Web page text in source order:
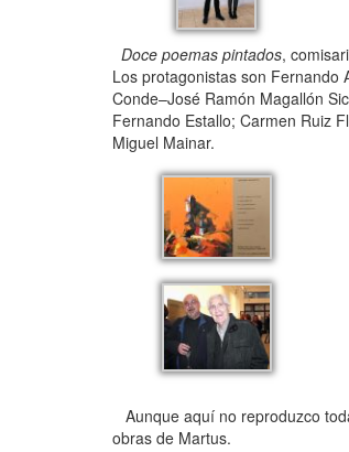
Doce poemas pintados,
Los protagonistas son Fernando
Conde–José Ramón Magallón
Fernando Estallo; Carmen Ruiz
Miguel Mainar.
Aunque aquí no reproduzco
obras de Martus.